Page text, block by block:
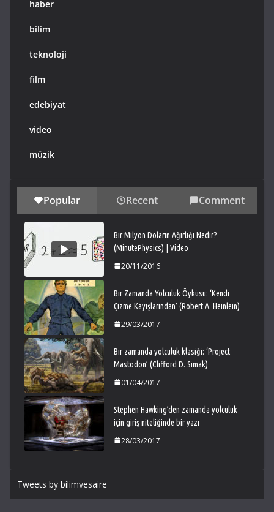
haber
bilim
teknoloji
film
edebiyat
video
müzik
Popular Recent Comment
Bir Milyon Doların Ağırlığı Nedir?
(MinutePhysics) | Video
20/11/2016
Bir Zamanda Yolculuk Öyküsü: ‘Kendi
Çizme Kayışlarından’ (Robert A. Heinlein)
29/03/2017
Bir zamanda yolculuk klasiği: ‘Project
Mastodon’ (Clifford D. Simak)
01/04/2017
Stephen Hawking’den zamanda yolculuk
için giriş niteliğinde bir yazı
28/03/2017
Tweets by bilimvesaire